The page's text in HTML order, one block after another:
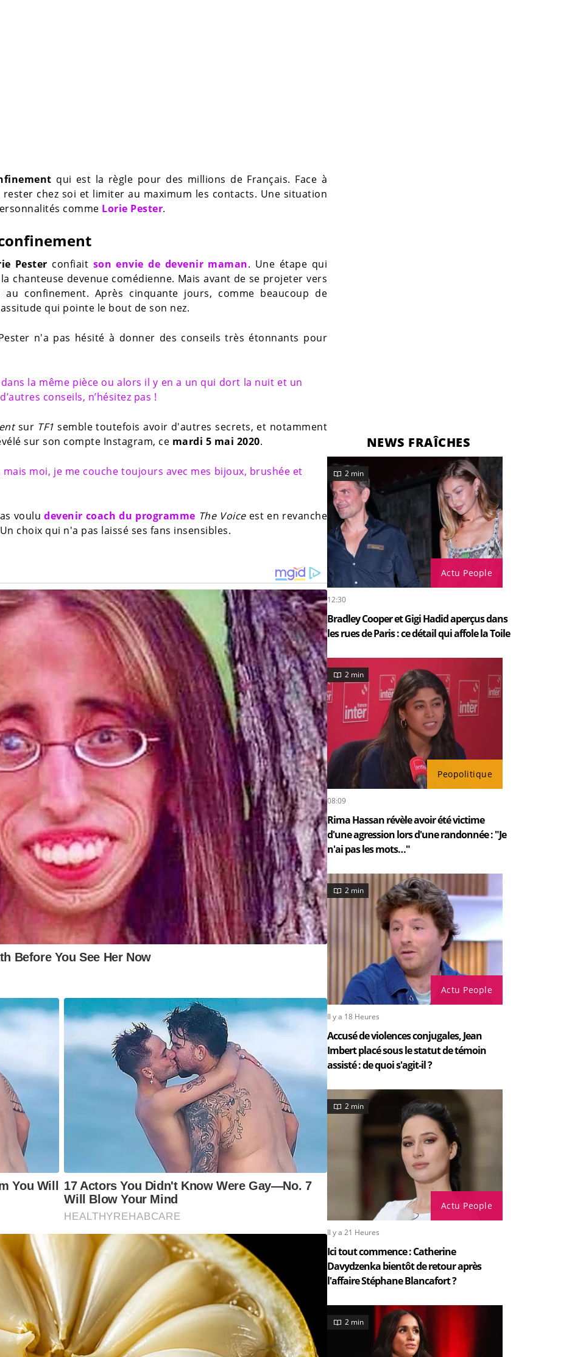
qui est la règle pour des millions de Français. Face à
chez soi et limiter au maximum les contacts. Une situation
comme Lorie Pester.
Pester confiait son envie de devenir maman. Une étape qui
chanteuse devenue comédienne. Mais avant de se projeter vers
confinement. Après cinquante jours, comme beaucoup de
qui pointe le bout de son nez.
n'a pas hésité à donner des conseils très étonnants pour
dans la même pièce ou alors il y en a un qui dort la nuit et un
conseils, n’hésitez pas !
sur TF1semble toutefois avoir d'autres secrets, et notamment
sur son compte Instagram, ce mardi 5 mai 2020.
moi, je me couche toujours avec mes bijoux, brushée et
voulu devenir coach du programme The Voice est en revanche
choix qui n'a pas laissé ses fans insensibles.
NEWS FRAÎCHES
Actu People
2 min
12:30
Bradley Cooper et Gigi Hadid aperçus dans
les rues de Paris : ce détail qui affole la Toile
Peopolitique
2 min
08:09
Rima Hassan révèle avoir été victime
d'une agression lors d'une randonnée : "Je
n'ai pas les mots…"
Actu People
2 min
Il y a 18 Heures
Accusé de violences conjugales, Jean
Imbert placé sous le statut de témoin
assisté : de quoi s'agit-il ?
Actu People
2 min
Il y a 21 Heures
Ici tout commence : Catherine
Davydzenka bientôt de retour après
l'affaire Stéphane Blancafort ?
2 min